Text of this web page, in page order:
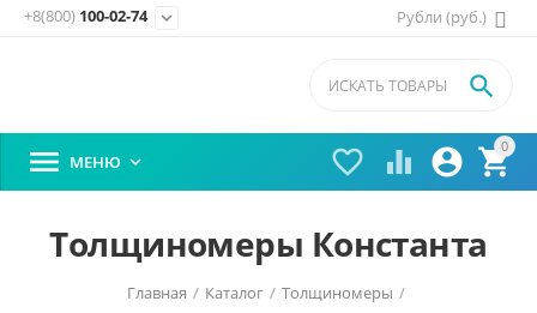
Рубли (руб.)
+8(800) 100-02-74 expand_more
0


 

 МЕНЮ 
Толщиномеры Константа
Главная / Каталог / Толщиномеры /